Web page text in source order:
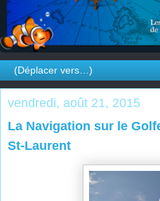
vendredi, août 21, 2015
La Navigation sur le
St-Laurent